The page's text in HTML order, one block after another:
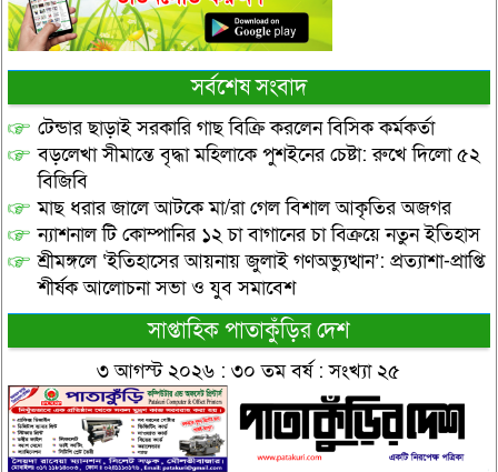
সর্বশেষ সংবাদ
টেন্ডার ছাড়াই সরকারি গাছ বিক্রি করলেন বিসিক কর্মকর্তা
বড়লেখা সীমান্তে বৃদ্ধা মহিলাকে পুশইনের চেষ্টা: রুখে দিলো ৫২
বিজিবি
মাছ ধরার জালে আটকে মা/রা গেল বিশাল আকৃতির অজগর
ন্যাশনাল টি কোম্পানির ১২ চা বাগানের চা বিক্রয়ে নতুন ইতিহাস
শ্রীমঙ্গলে ‘ইতিহাসের আয়নায় জুলাই গণঅভ্যুত্থান’: প্রত্যাশা-প্রাপ্তি
শীর্ষক আলোচনা সভা ও যুব সমাবেশ
সাপ্তাহিক পাতাকুঁড়ির দেশ
৩ আগস্ট ২০২৬ : ৩০ তম বর্ষ : সংখ্যা ২৫